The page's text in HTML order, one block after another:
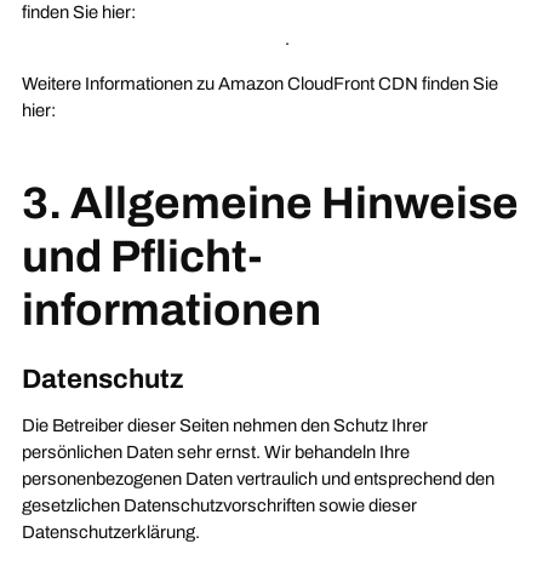
finden Sie hier:
.
Weitere Informationen zu Amazon CloudFront CDN finden Sie
hier:
3. Allgemeine Hinweise
und Pflicht­
informationen
Datenschutz
Die Betreiber dieser Seiten nehmen den Schutz Ihrer
persönlichen Daten sehr ernst. Wir behandeln Ihre
personenbezogenen Daten vertraulich und entsprechend den
gesetzlichen Datenschutzvorschriften sowie dieser
Datenschutzerklärung.